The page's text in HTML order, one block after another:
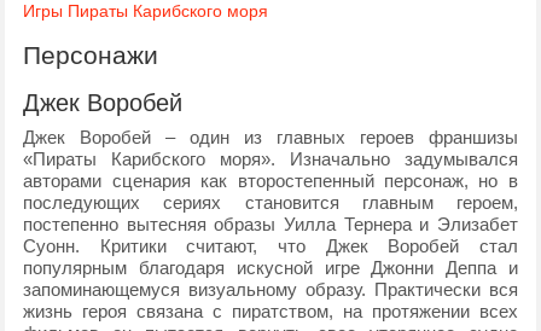
Игры Пираты Карибского моря
Персонажи
Джек Воробей
Джек Воробей – один из главных героев франшизы
«Пираты Карибского моря». Изначально задумывался
авторами сценария как второстепенный персонаж, но в
последующих сериях становится главным героем,
постепенно вытесняя образы Уилла Тернера и Элизабет
Суонн. Критики считают, что Джек Воробей стал
популярным благодаря искусной игре Джонни Деппа и
запоминающемуся визуальному образу. Практически вся
жизнь героя связана с пиратством, на протяжении всех